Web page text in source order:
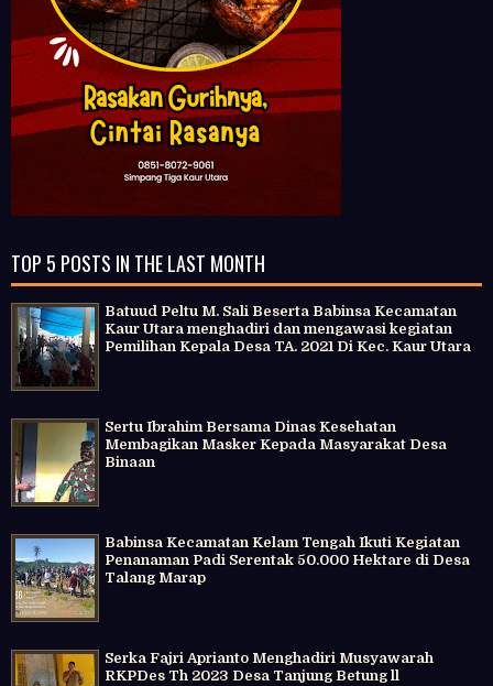
TOP 5 POSTS IN THE LAST MONTH
Batuud Peltu M. Sali Beserta Babinsa Kecamatan
Kaur Utara menghadiri dan mengawasi kegiatan
Pemilihan Kepala Desa TA. 2021 Di Kec. Kaur Utara
Sertu Ibrahim Bersama Dinas Kesehatan
Membagikan Masker Kepada Masyarakat Desa
Binaan
Babinsa Kecamatan Kelam Tengah Ikuti Kegiatan
Penanaman Padi Serentak 50.000 Hektare di Desa
Talang Marap
Serka Fajri Aprianto Menghadiri Musyawarah
RKPDes Th 2023 Desa Tanjung Betung ll